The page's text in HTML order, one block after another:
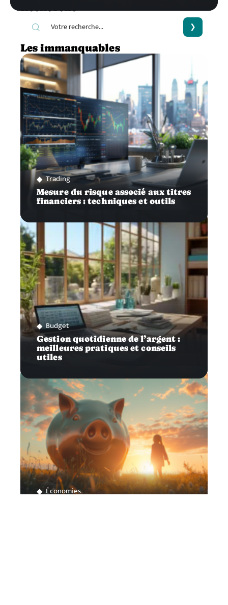
Recherche
Les immanquables
Trading
Mesure du risque associé aux titres
financiers : techniques et outils
Budget
Gestion quotidienne de l’argent :
meilleures pratiques et conseils
utiles
Économies